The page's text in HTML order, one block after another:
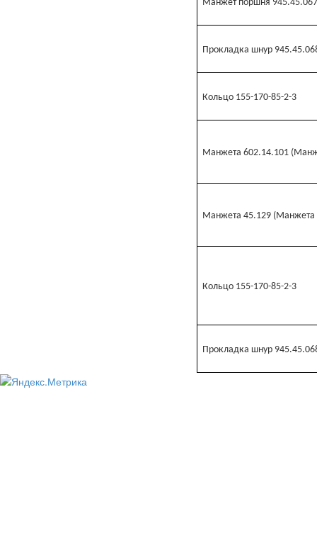
Манжет поршня
Прокладка шнур
Кольцо 155-170-85-2-3
Манжета 602.14.101
Манжета 45.129 (Манжета
Кольцо 155-170-85-2-3
Прокладка шнур